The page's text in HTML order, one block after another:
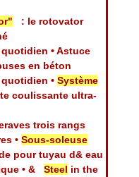
: le rotovator
• Astuce
en béton
quotidien •Système
coulissante ultra-
trois rangs
•Sous-soleuse
pour tuyau d& eau
• &Steel in the